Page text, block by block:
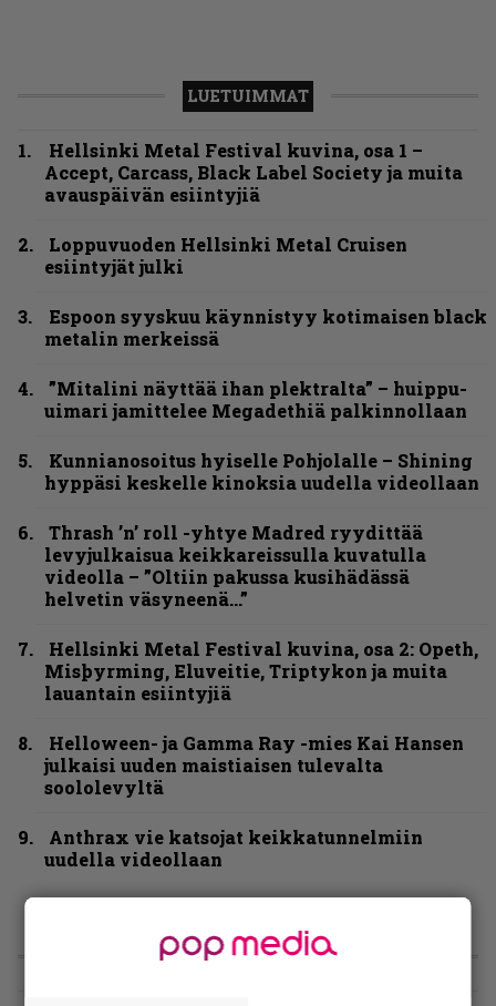
LUETUIMMAT
Hellsinki Metal Festival kuvina, osa 1 –
Accept, Carcass, Black Label Society ja muita
avauspäivän esiintyjiä
Loppuvuoden Hellsinki Metal Cruisen
esiintyjät julki
Espoon syyskuu käynnistyy kotimaisen black
metalin merkeissä
”Mitalini näyttää ihan plektralta” – huippu-
uimari jamittelee Megadethiä palkinnollaan
Kunnianosoitus hyiselle Pohjolalle – Shining
hyppäsi keskelle kinoksia uudella videollaan
Thrash ’n’ roll -yhtye Madred ryydittää
levyjulkaisua keikkareissulla kuvatulla
videolla – ”Oltiin pakussa kusihädässä
helvetin väsyneenä…”
Hellsinki Metal Festival kuvina, osa 2: Opeth,
Misþyrming, Eluveitie, Triptykon ja muita
lauantain esiintyjiä
Helloween- ja Gamma Ray -mies Kai Hansen
julkaisi uuden maistiaisen tulevalta
soololevyltä
Anthrax vie katsojat keikkatunnelmiin
uudella videollaan
LIVE